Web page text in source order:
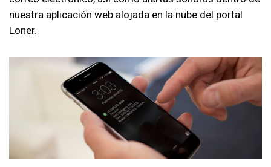
nuestra aplicación web alojada en la nube del portal
Loner.